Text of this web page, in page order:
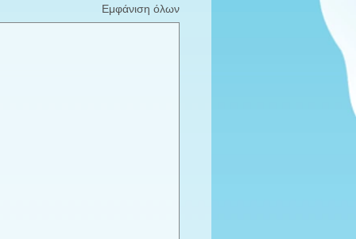
Εμφάνιση όλων